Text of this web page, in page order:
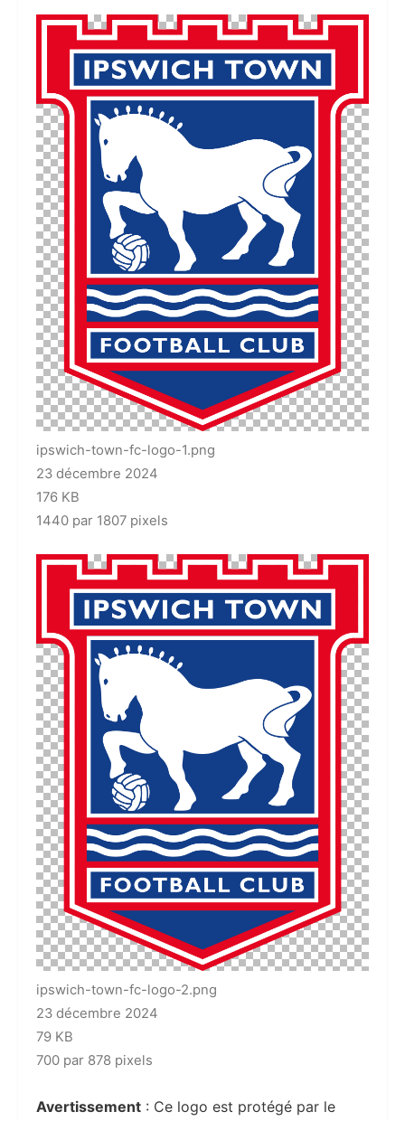
ipswich-town-fc-logo-1.png
23 décembre 2024
176 KB
1440 par 1807 pixels
ipswich-town-fc-logo-2.png
23 décembre 2024
79 KB
700 par 878 pixels
Avertissement : Ce logo est protégé par le